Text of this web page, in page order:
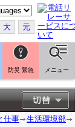
大 元
防災 緊急 メニュー
仕事
生活環境部